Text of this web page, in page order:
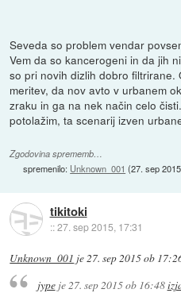
Seveda so problem vendar
Vem da so kancerogeni in da jih
so pri novih dizlih dobro
meritev, da nov avto v urbanem
zraku in ga na nek način celo
potolažim, ta scenarij izven
Zgodovina sprememb…
spremenilo: Unknown_001 (27. sep
tikitoki
::27. sep 2015, 17:31
Unknown_001 je27. sep 2015 ob
jypeje27. sep 2015 ob 16:48